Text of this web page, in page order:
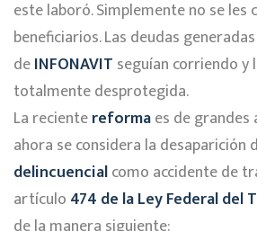
este laboró. Simplemente no se les
beneficiarios. Las deudas
deINFONAVIT seguían corriendo y
totalmente desprotegida.
La recientereformaes de grandes
ahora se considera la desaparición
delincuencialcomo accidente de
artículo 474 de la Ley Federal del